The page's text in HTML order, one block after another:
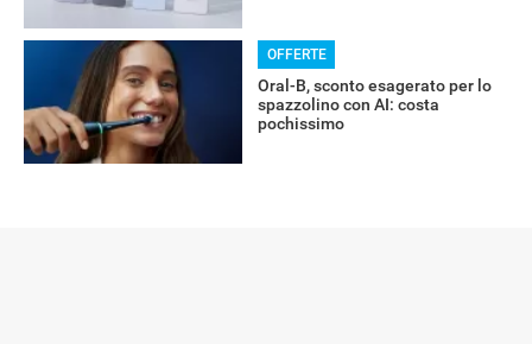
OFFERTE
Oral-B, sconto esagerato per lo
spazzolino con AI: costa
pochissimo